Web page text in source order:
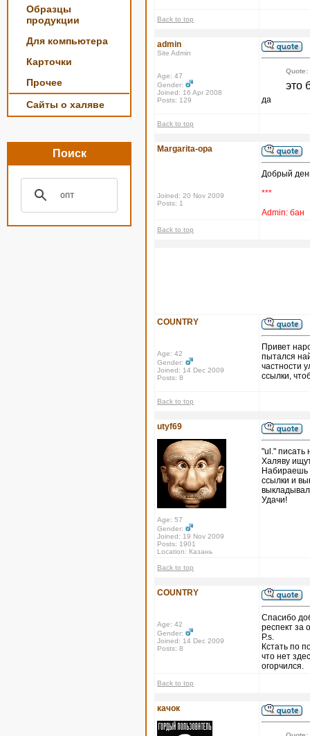
Образцы
продукции
Для компьютера
Карточки
Прочее
Сайты о халяве
Поиск
Back to top
admin
Site Admin
Age: 47
Gender:
Joined: 16 Apr 2008
Posts: 129
Quote:
это
да
Back to top
Margarita-opa
Joined: 20 Nov 2009
Posts: 1
Добрый
***
Admin: бан
Back to top
COUNTRY
Age: 42
Gender:
Joined: 14 Dec 2009
Posts: 8
Привет
пытался
частности
ссылки,
Back to top
utyf69
Age: 57
Gender:
Joined: 19 Nov 2009
Posts: 1901
Location: Казань
"ul." писать
Халяву
Набираешь
ссылки и
Удачи!
Back to top
COUNTRY
Age: 42
Gender:
Joined: 14 Dec 2009
Posts: 8
Спасибо
респект за
P.s.
Кстать по
что нет
огорчился.
Back to top
качок